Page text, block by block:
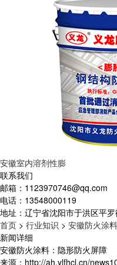
安徽室内溶剂性膨
联系我们
邮箱： 1123970746@qq.com
电话： 13548000119
地址： 辽宁省沈阳市于洪区平
首页 > 行业知识 > 安徽防火涂
新闻详细
安徽防火涂料：隐形防火屏障
来源：http://ah.ylfhcl.cn/